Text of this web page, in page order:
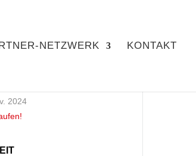
NETZWERK KONTAKT
2024